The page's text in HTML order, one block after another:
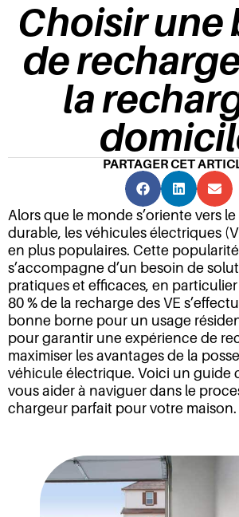
Alors que le monde s’oriente vers
durable, les véhicules électriques
en plus populaires. Cette
s’accompagne d’un besoin de
pratiques et efficaces, en
80 % de la recharge des VE
bonne borne pour un usage
pour garantir une expérience de
maximiser les avantages de la
véhicule électrique. Voici un guide
vous aider à naviguer dans le
chargeur parfait pour votre maison.
Choisir une
de
la
PARTAGER CET